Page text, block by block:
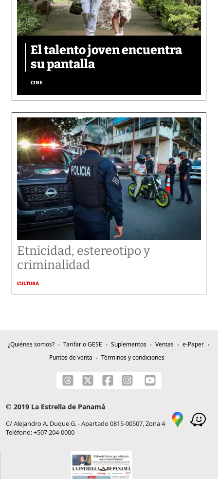
El talento joven encuentra
su pantalla​
CINE
Etnicidad, estereotipo y
criminalidad
CULTURA
¿Quiénes somos? Tarifario GESE Suplementos Ventas
e-Paper
Puntos de venta
Términos y condiciones
© 2019 La Estrella de Panamá
C/ Alejandro A. Duque G. - Apartado 0815-00507, Zona 4
Teléfono: +507 204-0000